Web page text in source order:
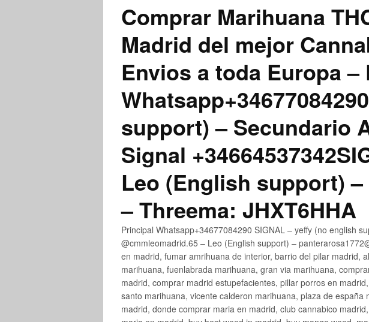
Comprar Marihuana
Madrid del mejor
Envios a toda Europa
support) – Secundario
Signal
Leo (English support)
– Threema: JHXT6HHA
Principal Whatsapp+34677084290 SIGNAL – yeffy (no english
@cmmleomadrid.65 – Leo (English support) –
en madrid, fumar amrihuana de interior, barrio del pilar madrid,
marihuana, fuenlabrada marihuana, gran via marihuana,
madrid, comprar madrid estupefacientes, pillar porros en
santo marihuana, vicente calderon marihuana, plaza de
madrid, donde comprar maria en madrid, club cannabico